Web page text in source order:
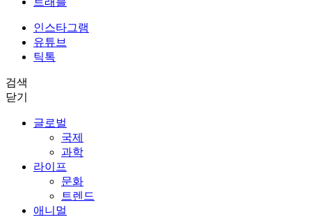
인스타그램
유튜브
틱톡
검색
닫기
글로벌
국제
과학
라이프
문화
트렌드
애니멀